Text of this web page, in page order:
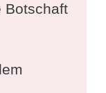
Botschaft